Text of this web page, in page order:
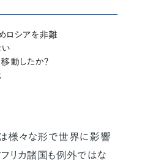
ロシアを非難
動したか？
様々な形で世界に影響
フリカ諸国も例外ではな